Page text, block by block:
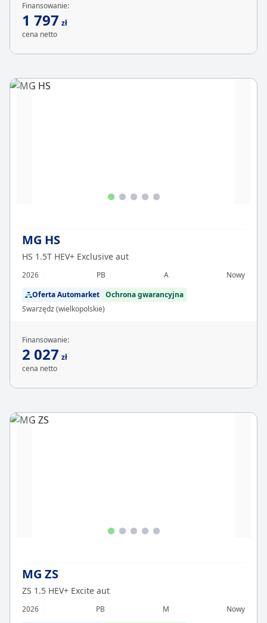
Finansowanie:
1 797 zł
cena netto
MG HS
HS 1.5T HEV+ Exclusive aut
2026 PB A
Nowy
Oferta Automarket Ochrona gwarancyjna
Swarzędz (wielkopolskie)
Finansowanie:
2 027 zł
cena netto
MG ZS
ZS 1.5 HEV+ Excite aut
2026 PB M
Nowy